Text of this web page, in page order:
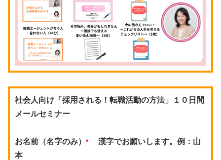
社会人向け「採用される！転職活動の方法」１０日間
メールセミナー
お名前（名字のみ） *
漢字でお願いします。例：山
本